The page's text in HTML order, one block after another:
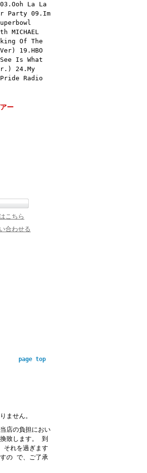
La La
Party 09.Im
MICHAEL
Of The
19.HBO
Is What
24.My
Radio
ー
こちら
合わせる
page top
ません。
店の負担におい
致します。 到
それを過ぎます
の で、ご了承